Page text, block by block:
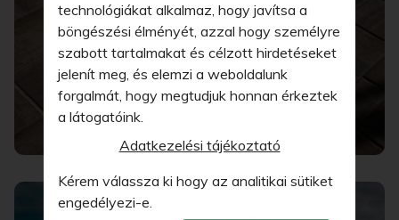
technológiákat alkalmaz, hogy javítsa a
böngészési élményét, azzal hogy személyre
szabott tartalmakat és célzott hirdetéseket
jelenít meg, és elemzi a weboldalunk
forgalmát, hogy megtudjuk honnan érkeztek
a látogatóink.
Adatkezelési tájékoztató
Kérem válassza ki hogy az analitikai sütiket
engedélyezi-e.